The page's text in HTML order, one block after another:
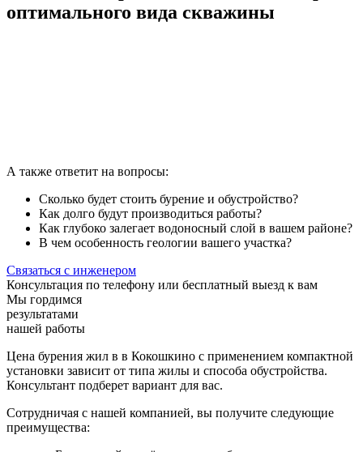
оптимального вида скважины
А также ответит на вопросы:
Сколько будет стоить бурение и обустройство?
Как долго будут производиться работы?
Как глубоко залегает водоносный слой в вашем районе?
В чем особенность геологии вашего участка?
Связаться с инженером
Консультация по телефону или бесплатный выезд к вам
Мы гордимся
результатами
нашей работы
Цена бурения жил в в Кокошкино с применением компактной
установки зависит от типа жилы и способа обустройства.
Консультант подберет вариант для вас.
Сотрудничая с нашей компанией, вы получите следующие
преимущества: